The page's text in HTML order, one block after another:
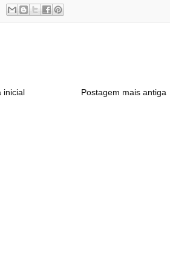
Postagem mais antiga
inicial